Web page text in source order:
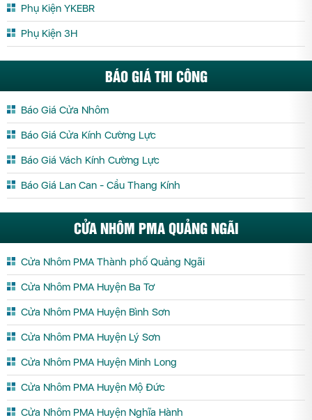
Phụ Kiện YKEBR
Phụ Kiện 3H
BÁO GIÁ THI CÔNG
Báo Giá Cửa Nhôm
Báo Giá Cửa Kính Cường Lực
Báo Giá Vách Kính Cường Lực
Báo Giá Lan Can - Cầu Thang Kính
CỬA NHÔM PMA QUẢNG NGÃI
Cửa Nhôm PMA Thành phố Quảng Ngãi
Cửa Nhôm PMA Huyện Ba Tơ
Cửa Nhôm PMA Huyện Bình Sơn
Cửa Nhôm PMA Huyện Lý Sơn
Cửa Nhôm PMA Huyện Minh Long
Cửa Nhôm PMA Huyện Mộ Đức
Cửa Nhôm PMA Huyện Nghĩa Hành